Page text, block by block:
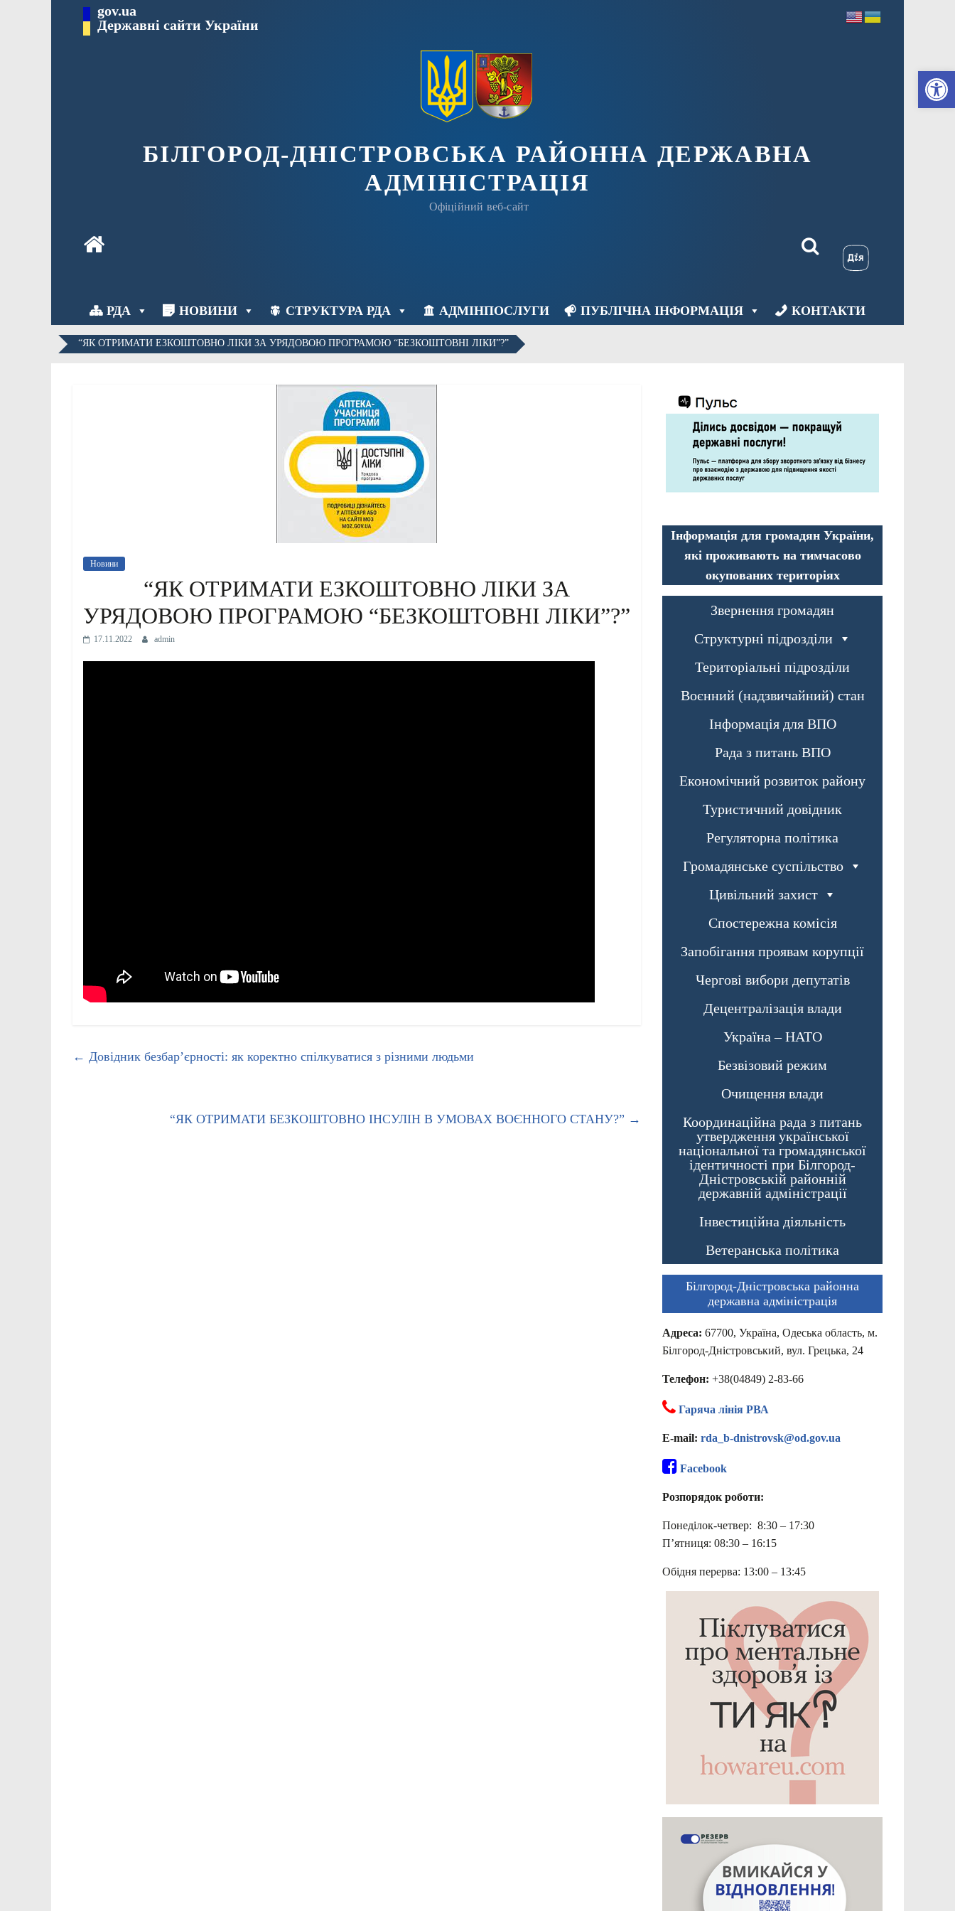
gov.ua
Державні сайти України
БІЛГОРОД-ДНІСТРОВСЬКА РАЙОННА ДЕРЖАВНА
АДМІНІСТРАЦІЯ
Офіційний веб-сайт
РДА НОВИНИ СТРУКТУРА РДА АДМІНПОСЛУГИ ПУБЛІЧНА ІНФОРМАЦІЯ КОНТАКТИ
“ЯК ОТРИМАТИ ЕЗКОШТОВНО ЛІКИ ЗА УРЯДОВОЮ ПРОГРАМОЮ “БЕЗКОШТОВНІ ЛІКИ”?”
Новини
“ЯК ОТРИМАТИ ЕЗКОШТОВНО ЛІКИ ЗА
УРЯДОВОЮ ПРОГРАМОЮ “БЕЗКОШТОВНІ ЛІКИ”?”
17.11.2022 admin
← Довідник безбарʼєрності: як коректно спілкуватися з різними людьми
“ЯК ОТРИМАТИ БЕЗКОШТОВНО ІНСУЛІН В УМОВАХ ВОЄННОГО СТАНУ?” →
Інформація для громадян України,
які проживають на тимчасово
окупованих територіях
Звернення громадян
Структурні підрозділи
Територіальні підрозділи
Воєнний (надзвичайний) стан
Інформація для ВПО
Рада з питань ВПО
Економічний розвиток району
Туристичний довідник
Регуляторна політика
Громадянське суспільство
Цивільний захист
Спостережна комісія
Запобігання проявам корупції
Чергові вибори депутатів
Децентралізація влади
Україна – НАТО
Безвізовий режим
Очищення влади
Координаційна рада з питань
утвердження української
національної та громадянської
ідентичності при Білгород-
Дністровській районній
державній адміністрації
Інвестиційна діяльність
Ветеранська політика
Білгород-Дністровська районна
державна адміністрація
Адреса: 67700, Україна, Одеська область, м.
Білгород-Дністровський, вул. Грецька, 24
Телефон: +38(04849) 2-83-66
Гаряча лінія РВА
E-mail: rda_b-dnistrovsk@od.gov.ua
Facebook
Розпорядок роботи:
Понеділок-четвер: 8:30 – 17:30
П’ятниця: 08:30 – 16:15
Обідня перерва: 13:00 – 13:45